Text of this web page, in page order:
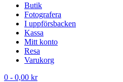
Butik
Fotografera
I uppförsbacken
Kassa
Mitt konto
Resa
Varukorg
0 - 0,00 kr